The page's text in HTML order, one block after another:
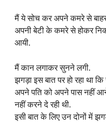
मैं ये सोच कर अपने कमरे से
अपनी बेटी के कमरे से होकर
आयी.
मैं कान लगाकर सुनने लगी.
झगड़ा इस बात पर हो रहा था
अपने पति को अपने पास नहीं
नहीं करने दे रही थी.
इसी बात के लिए उन दोनों में